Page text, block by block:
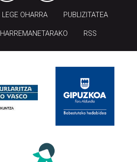
LEGE OHARRA PUBLIZITATEA
HARREMANETARAKO RSS